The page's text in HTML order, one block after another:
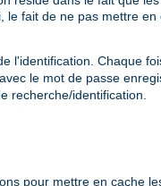
fait de ne pas mettre en
l'identification. Chaque
le mot de passe
recherche/identification.
pour mettre en cache